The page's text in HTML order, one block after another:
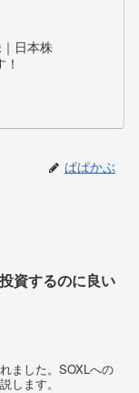
日本株
ぱぱかぶ
資するのに良い
ました。SOXLへの
します。